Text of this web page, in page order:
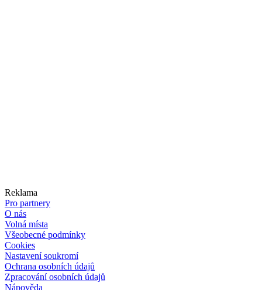
Reklama
Pro partnery
O nás
Volná místa
Všeobecné podmínky
Cookies
Nastavení soukromí
Ochrana osobních údajů
Zpracování osobních údajů
Nápověda